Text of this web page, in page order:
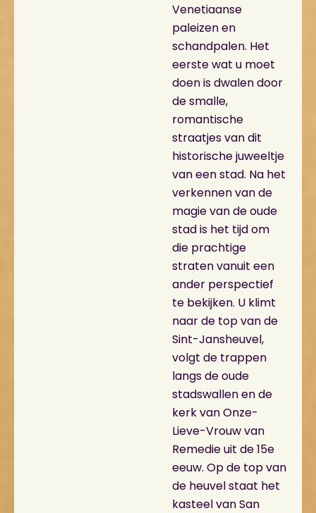
Venetiaanse
paleizen en
schandpalen. Het
eerste wat u moet
doen is dwalen door
de smalle,
romantische
straatjes van dit
historische juweeltje
van een stad. Na het
verkennen van de
magie van de oude
stad is het tijd om
die prachtige
straten vanuit een
ander perspectief
te bekijken. U klimt
naar de top van de
Sint-Jansheuvel,
volgt de trappen
langs de oude
stadswallen en de
kerk van Onze-
Lieve-Vrouw van
Remedie uit de 15e
eeuw. Op de top van
de heuvel staat het
kasteel van San